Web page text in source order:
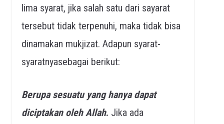
lima syarat, jika salah satu dari sayarat
tersebut tidak terpenuhi, maka tidak bisa
dinamakan mukjizat. Adapun syarat-
syaratnyasebagai berikut:
Berupa sesuatu yang hanya dapat
diciptakan oleh Allah. Jika ada